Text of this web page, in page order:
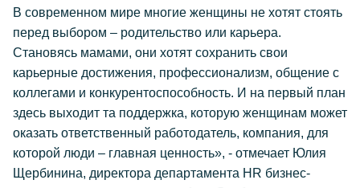
В современном мире многие женщины не хотят стоять
перед выбором – родительство или карьера.
Становясь мамами, они хотят сохранить свои
карьерные достижения, профессионализм, общение с
коллегами и конкурентоспособность. И на первый план
здесь выходит та поддержка, которую женщинам может
оказать ответственный работодатель, компания, для
которой люди – главная ценность», - отмечает Юлия
Щербинина, директора департамента HR бизнес-